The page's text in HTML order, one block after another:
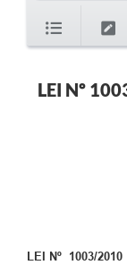
Acesso a Informação
Contato
REQUERIMENTO
QUESTIONÁRIO
Holerite online
LEI Nº
LEI Nº 1003/2010